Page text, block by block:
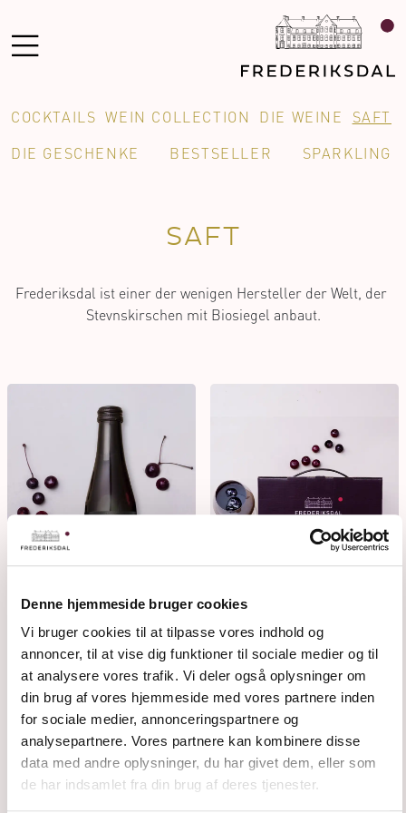
Denne hjemmeside bruger cookies
Vi bruger cookies til at tilpasse vores indhold og
annoncer, til at vise dig funktioner til sociale medier og til
at analysere vores trafik. Vi deler også oplysninger om
din brug af vores hjemmeside med vores partnere inden
for sociale medier, annonceringspartnere og
analysepartnere. Vores partnere kan kombinere disse
data med andre oplysninger, du har givet dem, eller som
de har indsamlet fra din brug af deres tjenester.
COCKTAILS WEIN COLLECTION DIE WEINE
SAFT
DIE GESCHENKE
BESTSELLER SPARKLING
SAFT
Frederiksdal ist einer der wenigen Hersteller der Welt, der
Stevnskirschen mit Biosiegel anbaut.
KIRSCHSIRUP KIRSCHSAFT